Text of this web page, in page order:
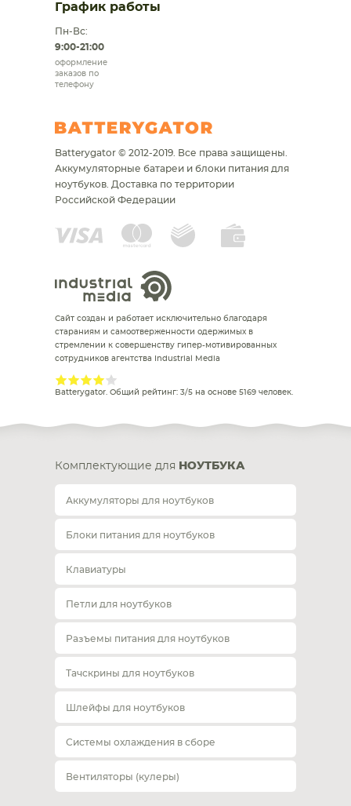
График работы
Пн-Вс:
9:00-21:00
оформление
заказов по
телефону
Batterygator © 2012-2019. Все права защищены.
Аккумуляторные батареи и блоки питания для
ноутбуков. Доставка по территории
Российской Федерации
Сайт создан и работает исключительно благодаря
стараниям и самоотверженности одержимых в
стремлении к совершенству гипер-мотивированных
сотрудников агентства Industrial Media
Batterygator. Общий рейтинг: 3/5 на основе 5169 человек.
Комплектующие для НОУТБУКА
Аккумуляторы для ноутбуков
Блоки питания для ноутбуков
Клавиатуры
Петли для ноутбуков
Разъемы питания для ноутбуков
Тачскрины для ноутбуков
Шлейфы для ноутбуков
Системы охлаждения в сборе
Вентиляторы (кулеры)